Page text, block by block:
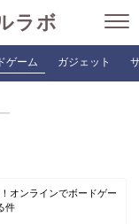
ラボ
ゲーム ガジェット
オンラインでボードゲー
件